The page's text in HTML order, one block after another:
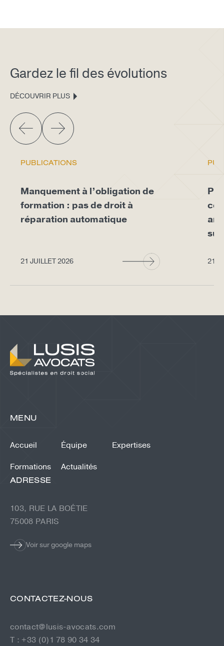
Gardez le fil des évolutions
DÉCOUVRIR PLUS
PUBLICATIONS
Manquement à l’obligation de
formation : pas de droit à
réparation automatique
21 JUILLET 2026 21
ADRESSE
103, RUE LA BOÉTIE
75008 PARIS
Voir sur google maps
MENU
Accueil Équipe
Expertises
Formations
Actualités
CONTACTEZ-NOUS
contact@lusis-avocats.com
T : +33 (0)1 78 90 34 34